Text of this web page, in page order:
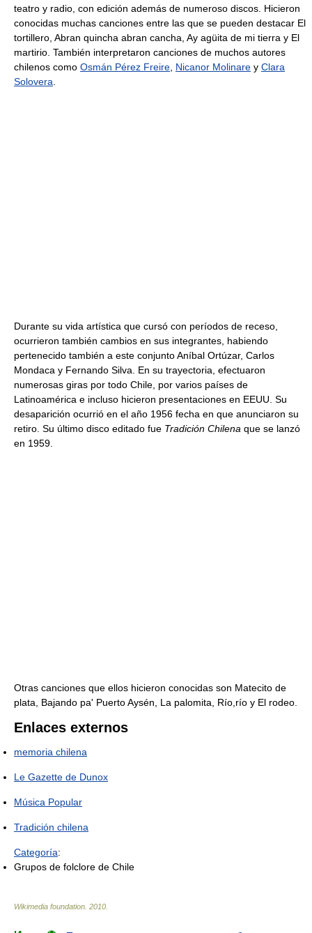
teatro y radio, con edición además de numeroso discos. Hicieron
conocidas muchas canciones entre las que se pueden destacar El
tortillero, Abran quincha abran cancha, Ay agüita de mi tierra y El
martirio. También interpretaron canciones de muchos autores
chilenos como Osmán Pérez Freire Nicanor Molinare y Clara
Solovera
Durante su vida artística que cursó con períodos de receso,
ocurrieron también cambios en sus integrantes, habiendo
pertenecido también a este conjunto Aníbal Ortúzar, Carlos
Mondaca y Fernando Silva. En su trayectoria, efectuaron
numerosas giras por todo Chile, por varios países de
Latinoamérica e incluso hicieron presentaciones en EEUU. Su
desaparición ocurrió en el año 1956 fecha en que anunciaron su
retiro. Su último disco editado fue Tradición Chilena que se lanzó
en 1959.
Otras canciones que ellos hicieron conocidas son Matecito de
plata, Bajando pa' Puerto Aysén, La palomita, Río,río y El rodeo.
Enlaces externos
memoria chilena
Le Gazette de Dunox
Música Popular
Tradición chilena
Categoría:
Grupos de folclore de Chile
Wikimedia foundation 2010